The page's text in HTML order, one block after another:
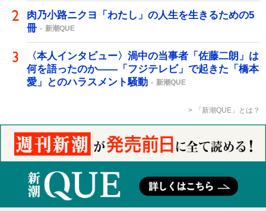
肉乃小路ニクヨ「わたし」の人生を生きるための5
冊
新潮QUE
〈本人インタビュー〉渦中の当事者「佐藤二朗」は
何を語ったのか――「フジテレビ」で起きた「橋本
愛」とのハラスメント騒動
新潮QUE
「新潮QUE」とは？